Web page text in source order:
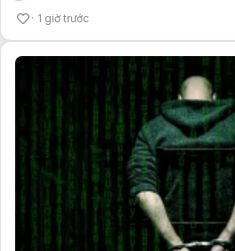
1 giờ trước